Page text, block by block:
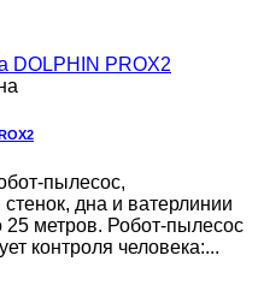
пылесос,
дна и ватерлинии
метров. Робот-пылесос
контроля человека:...